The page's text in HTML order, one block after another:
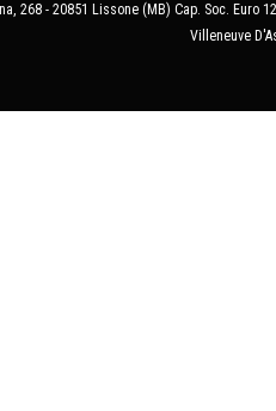
268 - 20851 Lissone (MB) Cap. Soc. Euro
Villeneuve